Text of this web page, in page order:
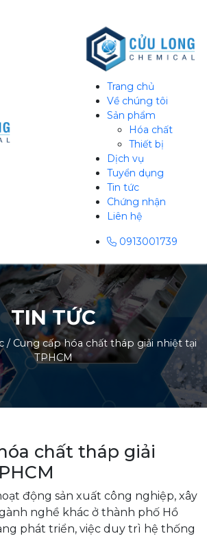
Trang chủ
Về chúng tôi
Sản phẩm
Hóa chất
Thiết bị
Dịch vụ
Tuyển dụng
Tin tức
Chứng nhận
Liên hệ
0913001739
TIN TỨC
/Cung cấp hóa chất tháp giải nhiệt tại
TPHCM
chất tháp giải
động sản xuất công nghiệp, xây
nghề khác ở thành phố Hồ
phát triển, việc duy trì hệ thống